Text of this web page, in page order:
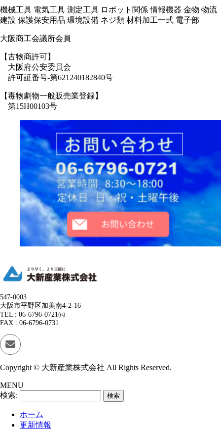
機械工具 電気工具 測定工具 ロボット関係 情報機器 金物 物流
建設 保護保安用品 環境設備 ネジ類 材料加工一式 電子部
大阪商工会議所会員
【古物商許可】
大阪府公安委員会
許可証番号-第621240182840号
【毒物劇物一般販売業登録】
第15H00103号
547-0003
大阪市平野区加美南4-2-16
TEL : 06-6796-0721㈹
FAX : 06-6796-0731
Copyright © 大新産業株式会社 All Rights Reserved.
MENU
検索:
ホーム
更新情報